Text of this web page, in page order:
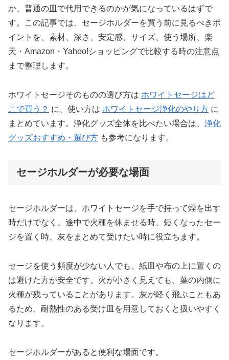
か、普通の皿で代用できるのかが気になっているはずで
す。この記事では、セージホルダーを買う前に見るべきポ
イントを、素材、深さ、安定感、サイズ、使う場所、楽
天・Amazon・Yahoo!ショッピングで比較する時の注意点
まで整理します。
ホワイトセージそのものの選び方は ホワイトセージはど
こで買う？ に、使い方は ホワイトセージ浄化のやり方 に
まとめています。浄化グッズ全体を比べたい場合は、 浄化
グッズおすすめ・選び方 も参考になります。
セージホルダーが必要な場面
セージホルダーは、ホワイトセージを手で持って煙を出す
時だけでなく、途中で火種を休ませる時、短くなったセー
ジを置く時、灰をまとめて受けたい時に役立ちます。
セージを使う頻度が少ない人でも、紙皿や布の上に置くの
は避けた方が安全です。火が小さく見えても、葉の内側に
火種が残っていることがあります。灰が軽く飛ぶこともあ
るため、耐熱性のある受け皿を用意しておくと扱いやすく
なります。
セージホルダーがあると便利な場面です。